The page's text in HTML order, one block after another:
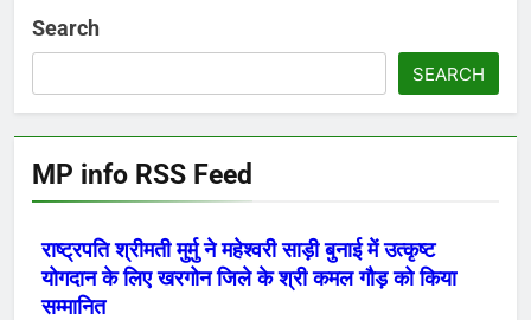
Search
SEARCH
MP info RSS Feed